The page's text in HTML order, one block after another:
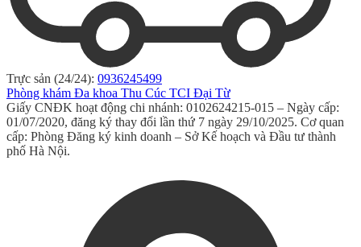
Trực sản (24/24): 0936245499
Phòng khám Đa khoa Thu Cúc TCI Đại Từ
Giấy CNĐK hoạt động chi nhánh: 0102624215-015 – Ngày cấp:
01/07/2020, đăng ký thay đổi lần thứ 7 ngày 29/10/2025. Cơ quan
cấp: Phòng Đăng ký kinh doanh – Sở Kế hoạch và Đầu tư thành
phố Hà Nội.